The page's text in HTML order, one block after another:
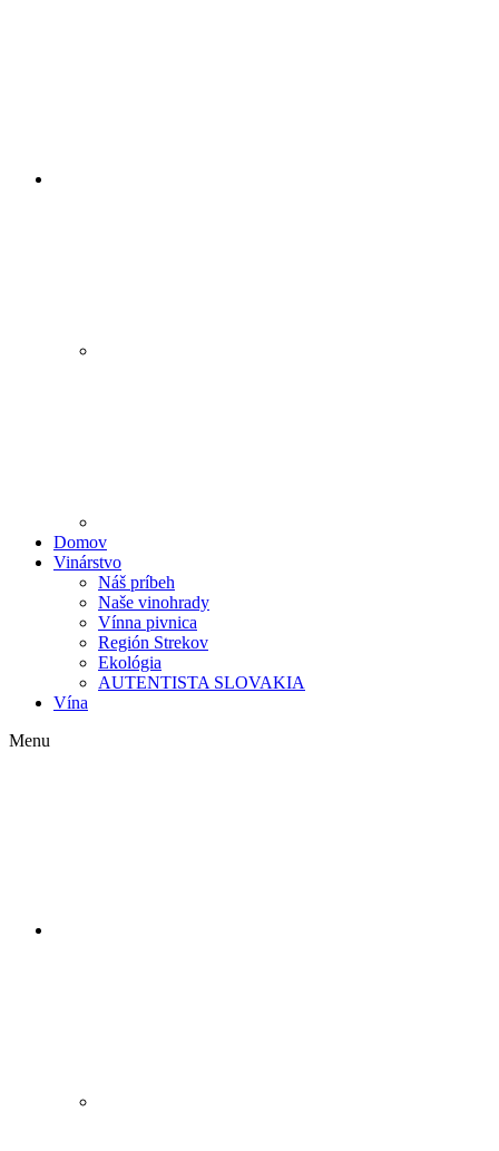
Domov
Vinárstvo
Náš príbeh
Naše vinohrady
Vínna pivnica
Región Strekov
Ekológia
AUTENTISTA SLOVAKIA
Vína
Menu